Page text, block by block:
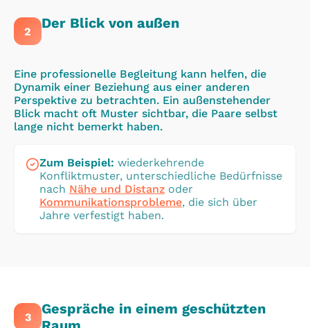
2 Der Blick von außen
Eine professionelle Begleitung kann helfen, die
Dynamik einer Beziehung aus einer anderen
Perspektive zu betrachten. Ein außenstehender
Blick macht oft Muster sichtbar, die Paare selbst
lange nicht bemerkt haben.
Zum Beispiel: wiederkehrende
Konfliktmuster, unterschiedliche Bedürfnisse
nach Nähe und Distanz oder
Kommunikationsprobleme, die sich über
Jahre verfestigt haben.
3
Gespräche in einem geschützten